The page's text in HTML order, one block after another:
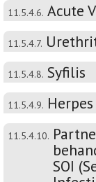
11.5.4.6. Acute
11.5.4.7.
11.5.4.8. Syfilis
11.5.4.9.
11.5.4.10.
SOI